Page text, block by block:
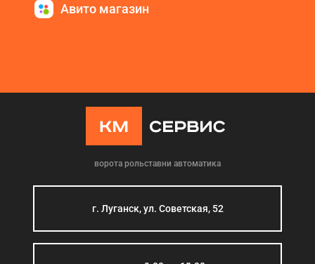
Авито магазин
ворота рольставни автоматика
г. Луганск, ул. Советская, 52